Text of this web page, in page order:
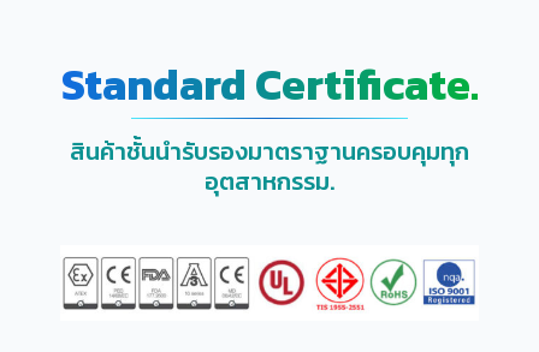
Standard Certificate.
สินค้าชั้นนำรับรองมาตราฐานครอบคุมทุก
อุตสาหกรรม.